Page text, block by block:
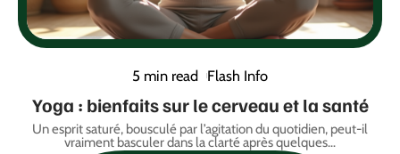
5 min read Flash Info
Yoga : bienfaits sur le cerveau et la santé
Un esprit saturé, bousculé par l’agitation du quotidien, peut-il
vraiment basculer dans la clarté après quelques…